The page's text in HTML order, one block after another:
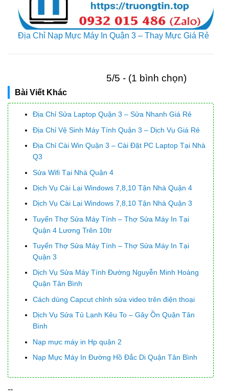
Địa Chỉ Nạp Mực Máy In Quận 3 – Thay Mực Giá Rẻ
5/5 - (1 bình chọn)
Bài Viết Khác
Địa Chỉ Sửa Laptop Quận 3 – Sửa Nhanh Giá Rẻ
Địa Chỉ Vệ Sinh Máy Tính Quận 3 – Dịch Vụ Giá Rẻ
Địa Chỉ Cài Win Quận 3 – Cài Đặt PC Laptop Tại Nhà
Q3
Sửa Wifi Tại Nhà Quận 4
Dịch Vụ Cài Lại Windows 7,8,10 Tận Nhà Quận 4
Dịch Vụ Cài Lại Windows 7,8,10 Tận Nhà Quận 3
Tuyển Thợ Sửa Máy Tính – Thợ Sửa Máy In Tại
Quận 4 Lương Trên 10tr
Tuyển Thợ Sửa Máy Tính – Thợ Sửa Máy In Tại
Quận 3
Dịch Vụ Sửa Máy Tính Đường Nguyễn Minh Hoàng
Quận Tân Bình
Cách dùng Capcut chỉnh sửa video trên điện thoại
Dịch Vụ Sửa Tủ Lạnh Kêu To – Gây Ồn Quận Tân
Bình
Nạp mực máy in Hp quận 2
Nạp Mực Máy In Đường Hồ Đắc Di Quận Tân Bình
--